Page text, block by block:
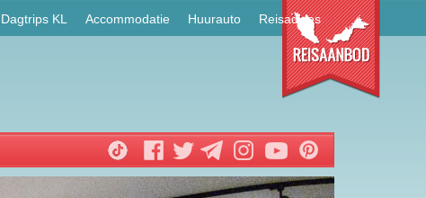
Dagtrips KL Accommodatie Huurauto Reisadvies